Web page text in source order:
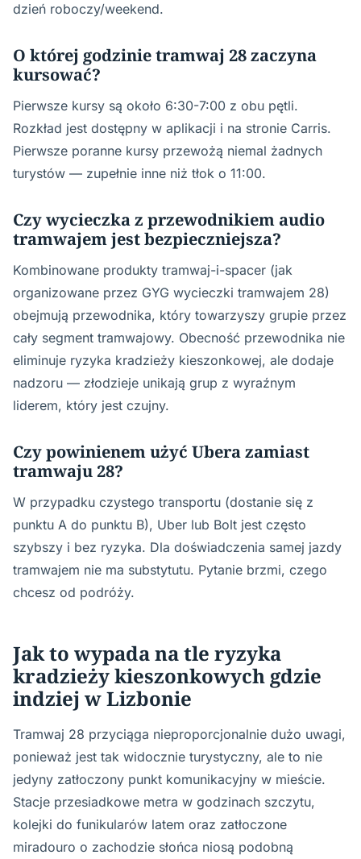
dzień roboczy/weekend.
O której godzinie tramwaj 28 zaczyna
kursować?
Pierwsze kursy są około 6:30-7:00 z obu pętli.
Rozkład jest dostępny w aplikacji i na stronie Carris.
Pierwsze poranne kursy przewożą niemal żadnych
turystów — zupełnie inne niż tłok o 11:00.
Czy wycieczka z przewodnikiem audio
tramwajem jest bezpieczniejsza?
Kombinowane produkty tramwaj-i-spacer (jak
organizowane przez GYG wycieczki tramwajem 28)
obejmują przewodnika, który towarzyszy grupie przez
cały segment tramwajowy. Obecność przewodnika nie
eliminuje ryzyka kradzieży kieszonkowej, ale dodaje
nadzoru — złodzieje unikają grup z wyraźnym
liderem, który jest czujny.
Czy powinienem użyć Ubera zamiast
tramwaju 28?
W przypadku czystego transportu (dostanie się z
punktu A do punktu B), Uber lub Bolt jest często
szybszy i bez ryzyka. Dla doświadczenia samej jazdy
tramwajem nie ma substytutu. Pytanie brzmi, czego
chcesz od podróży.
Jak to wypada na tle ryzyka
kradzieży kieszonkowych gdzie
indziej w Lizbonie
Tramwaj 28 przyciąga nieproporcjonalnie dużo uwagi,
ponieważ jest tak widocznie turystyczny, ale to nie
jedyny zatłoczony punkt komunikacyjny w mieście.
Stacje przesiadkowe metra w godzinach szczytu,
kolejki do funikularów latem oraz zatłoczone
miradouro o zachodzie słońca niosą podobną